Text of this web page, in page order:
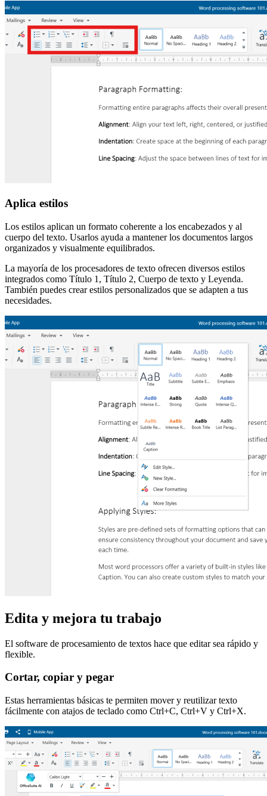
Aplica estilos
Los estilos aplican un formato coherente a los encabezados y al
cuerpo del texto. Usarlos ayuda a mantener los documentos largos
organizados y visualmente equilibrados.
La mayoría de los procesadores de texto ofrecen diversos estilos
integrados como Título 1, Título 2, Cuerpo de texto y Leyenda.
También puedes crear estilos personalizados que se adapten a tus
necesidades.
Edita y mejora tu trabajo
El software de procesamiento de textos hace que editar sea rápido y
flexible.
Cortar, copiar y pegar
Estas herramientas básicas te permiten mover y reutilizar texto
fácilmente con atajos de teclado como Ctrl+C, Ctrl+V y Ctrl+X.